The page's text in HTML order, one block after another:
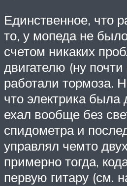
Единственное, что
то, у мопеда не
счетом никаких
двигателю (ну почти
работали тормоза.
что электрика была
ехал вообще без
спидометра и
управлял чемто
примерно тогда,
первую гитару (см.